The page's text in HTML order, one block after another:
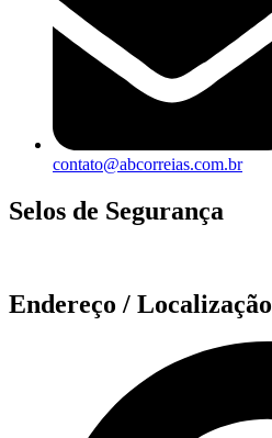
contato@abcorreias.com.br
Selos de Segurança
Endereço / Localização